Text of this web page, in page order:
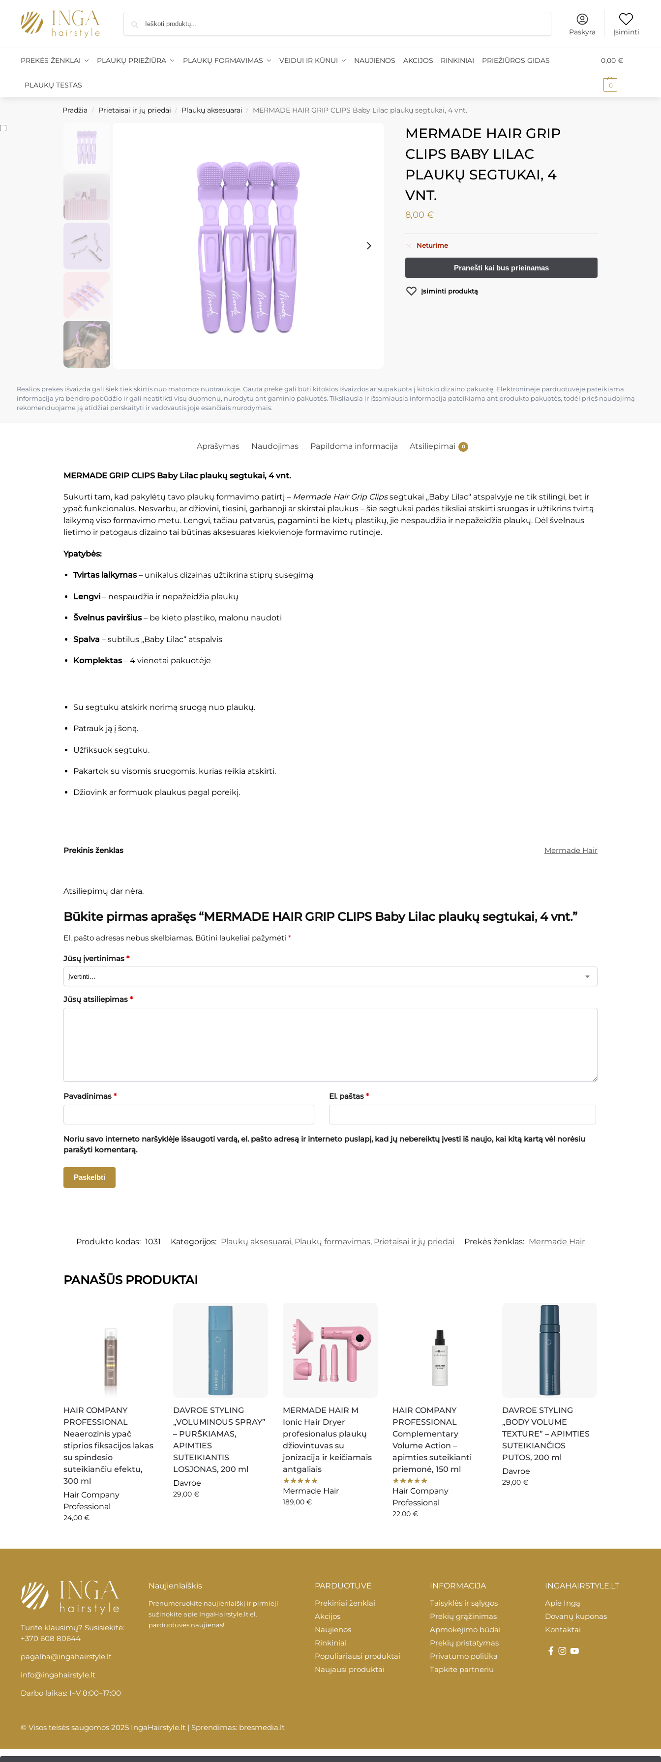
į paštomatus nuo 50 €, kurjeriu į namus nuo 100 €
Paskyra Įsiminti
PREKĖS ŽENKLAI PLAUKŲ PRIEŽIŪRA PLAUKŲ FORMAVIMAS VEIDUI IR KŪNUI NAUJIENOS AKCIJOS RINKINIAI PRIEŽIŪROS GIDAS
PLAUKŲ TESTAS
0,00€
0
Pradžia / Prietaisai ir jų priedai / Plaukų aksesuarai / MERMADE HAIR GRIP CLIPS Baby Lilac plaukų segtukai, 4 vnt.
MERMADE HAIR GRIP
CLIPS BABY LILAC
PLAUKŲ SEGTUKAI, 4
VNT.
8,00€
Neturime
Įsiminti produktą
Realios prekės išvaizda gali šiek tiek skirtis nuo matomos nuotraukoje. Gauta prekė gali būti kitokios išvaizdos ar supakuota į kitokio dizaino pakuotę. Elektroninėje parduotuvėje pateikiama
informacija yra bendro pobūdžio ir gali neatitikti visų duomenų, nurodytų ant gaminio pakuotės. Tiksliausia ir išsamiausia informacija pateikiama ant produkto pakuotės, todėl prieš naudojimą
rekomenduojame ją atidžiai perskaityti ir vadovautis joje esančiais nurodymais.
Aprašymas Naudojimas Papildoma informacija Atsiliepimai 0
MERMADE GRIP CLIPS Baby Lilac plaukų segtukai, 4 vnt.
Sukurti tam, kad pakylėtų tavo plaukų formavimo patirtį – Mermade Hair Grip Clipssegtukai „Baby Lilac“ atspalvyje ne tik stilingi, bet ir
ypač funkcionalūs. Nesvarbu, ar džiovini, tiesini, garbanoji ar skirstai plaukus – šie segtukai padės tiksliai atskirti sruogas ir užtikrins tvirtą
laikymą viso formavimo metu. Lengvi, tačiau patvarūs, pagaminti be kietų plastikų, jie nespaudžia ir nepažeidžia plaukų. Dėl švelnaus
lietimo ir patogaus dizaino tai būtinas aksesuaras kiekvienoje formavimo rutinoje.
Ypatybės:
Tvirtas laikymas– unikalus dizainas užtikrina stiprų susegimą
Lengvi– nespaudžia ir nepažeidžia plaukų
Švelnus paviršius– be kieto plastiko, malonu naudoti
Spalva – subtilus „Baby Lilac“ atspalvis
Komplektas– 4 vienetai pakuotėje
Su segtuku atskirk norimą sruogą nuo plaukų.
Patrauk ją į šoną.
Užfiksuok segtuku.
Pakartok su visomis sruogomis, kurias reikia atskirti.
Džiovink ar formuok plaukus pagal poreikį.
Prekinis ženklas Mermade Hair
Atsiliepimų dar nėra.
Būkite pirmas aprašęs “MERMADE HAIR GRIP CLIPS Baby Lilac plaukų segtukai, 4 vnt.”
El. pašto adresas nebus skelbiamas. Būtini laukeliai pažymėti *
Jūsų įvertinimas *
Jūsų atsiliepimas *
Pavadinimas * El. paštas *
Noriu savo interneto naršyklėje išsaugoti vardą, el. pašto adresą ir interneto puslapį, kad jų nebereiktų įvesti iš naujo, kai kitą kartą vėl norėsiu
parašyti komentarą.
Produkto kodas: 1031 Kategorijos: Plaukų aksesuarai, Plaukų formavimas, Prietaisai ir jų priedai Prekės ženklas: Mermade Hair
PANAŠŪS PRODUKTAI
HAIR COMPANY
PROFESSIONAL
Neaerozinis ypač
stiprios fiksacijos lakas
su spindesio
suteikiančiu efektu,
300 ml
Hair Company
Professional
24,00 €
DAVROE STYLING
„VOLUMINOUS SPRAY”
– PURŠKIAMAS,
APIMTIES
SUTEIKIANTIS
LOSJONAS, 200 ml
Davroe
29,00 €
MERMADE HAIR M
Ionic Hair Dryer
profesionalus plaukų
džiovintuvas su
jonizacija ir keičiamais
antgaliais
Mermade Hair
189,00 €
HAIR COMPANY
PROFESSIONAL
Complementary
Volume Action –
apimties suteikianti
priemonė, 150 ml
Hair Company
Professional
22,00 €
DAVROE STYLING
„BODY VOLUME
TEXTURE” – APIMTIES
SUTEIKIANČIOS
PUTOS, 200 ml
Davroe
29,00 €
Turite klausimų? Susisiekite:
+370 608 80644
pagalba@ingahairstyle.lt
info@ingahairstyle.lt
Darbo laikas: I–V 8:00–17:00
Naujienlaiškis
Prenumeruokite naujienlaiškį ir pirmieji
sužinokite apie IngaHairstyle.ltel.
parduotuvės naujienas!
PARDUOTUVĖ
Prekiniai ženklai
Akcijos
Naujienos
Rinkiniai
Populiariausi produktai
Naujausi produktai
INFORMACIJA
Taisyklės ir sąlygos
Prekių grąžinimas
Apmokėjimo būdai
Prekių pristatymas
Privatumo politika
Tapkite partneriu
INGAHAIRSTYLE.LT
Apie Ingą
Dovanų kuponas
Kontaktai
© Visos teisės saugomos 2025 IngaHairstyle.lt | Sprendimas: bresmedia.lt